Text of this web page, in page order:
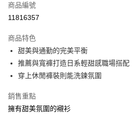
每筆NT$140，滿NT$3,000(含以上)免運費
商品編號
11816357
商品特色
甜美與通勤的完美平衡
推薦與寬褲打造日系輕甜感職場搭配
穿上休閒褲裝則能洗鍊氛圍
銷售重點
擁有甜美氛圍的襯衫